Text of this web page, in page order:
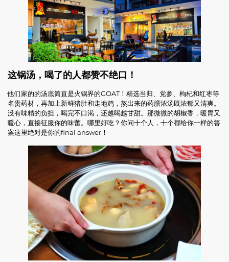
这锅汤，喝了的人都赞不绝口！
他们家的的汤底简直是火锅界的GOAT！精选当归、党参、枸杞和红枣等
名贵药材，再加上新鲜猪肚和走地鸡，熬出来的药膳浓汤既浓郁又清爽。
没有味精的负担，喝完不口渴，还越喝越甘甜。那微微的胡椒香，暖胃又
暖心，直接征服你的味蕾。哪里好吃？你问十个人，十个都给你一样的答
案这里绝对是你的final answer！